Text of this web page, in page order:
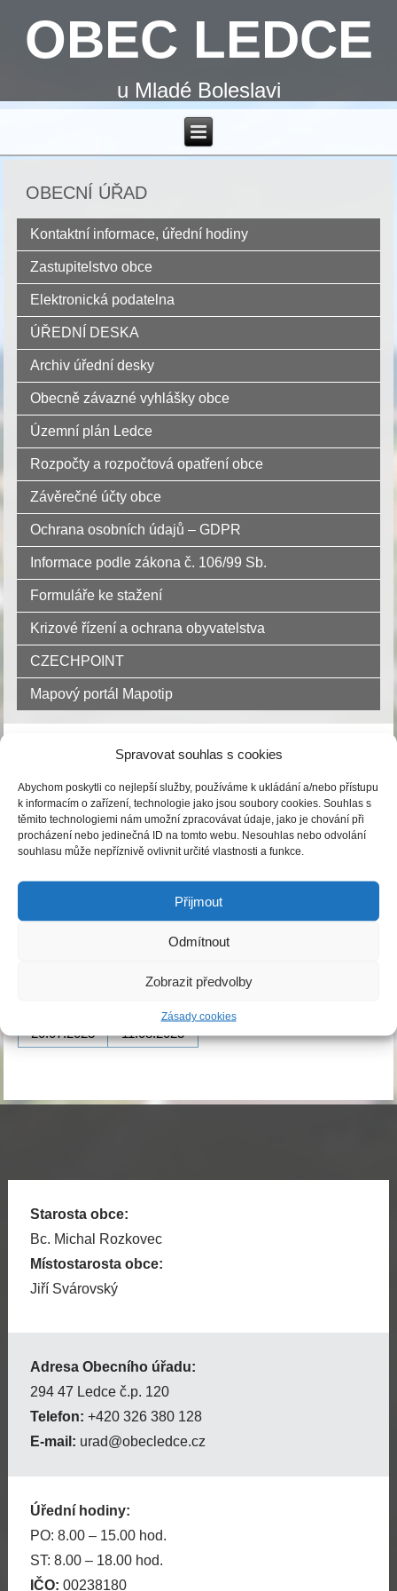
Spravovat souhlas s cookies
Abychom poskytli co nejlepší služby, používáme k ukládání a/nebo přístupu
k informacím o zařízení, technologie jako jsou soubory cookies. Souhlas s
těmito technologiemi nám umožní zpracovávat údaje, jako je chování při
procházení nebo jedinečná ID na tomto webu. Nesouhlas nebo odvolání
souhlasu může nepříznivě ovlivnit určité vlastnosti a funkce.
Přijmout
Odmítnout
Zobrazit předvolby
Zásady cookies
OBEC LEDCE
u Mladé Boleslavi
OBECNÍ ÚŘAD
Kontaktní informace, úřední hodiny
Zastupitelstvo obce
Elektronická podatelna
ÚŘEDNÍ DESKA
Archiv úřední desky
Obecně závazné vyhlášky obce
Územní plán Ledce
Rozpočty a rozpočtová opatření obce
Závěrečné účty obce
Ochrana osobních údajů – GDPR
Informace podle zákona č. 106/99 Sb.
Formuláře ke stažení
Krizové řízení a ochrana obyvatelstva
CZECHPOINT
Mapový portál Mapotip
Dokument úřední desky:
Záměr pronájmu
Publikováno 20.07.2023| Autor: Obecní úřad Ledce
20.07.2023 11.08.2023
Starosta obce:
Bc. Michal Rozkovec
Místostarosta obce:
Jiří Svárovský
Adresa Obecního úřadu:
294 47 Ledce č.p. 120
Telefon: +420 326 380 128
E-mail: urad@obecledce.cz
Úřední hodiny:
PO: 8.00 – 15.00 hod.
ST: 8.00 – 18.00 hod.
IČO: 00238180